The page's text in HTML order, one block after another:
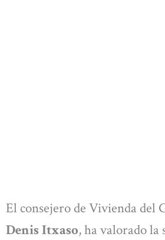
El consejero de Vivienda del
Denis Itxaso, ha valorado la